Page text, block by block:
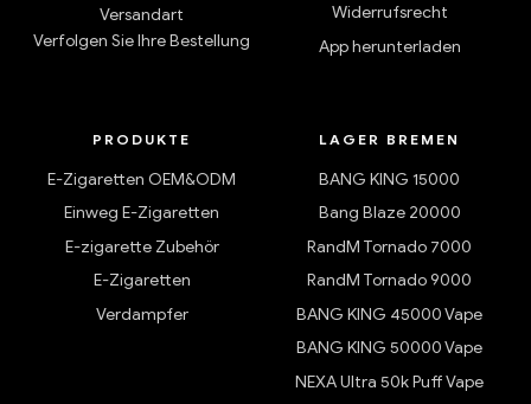
Versandart
Verfolgen Sie Ihre Bestellung
Widerrufsrecht
App herunterladen
PRODUKTE
E-Zigaretten OEM&ODM
Einweg E-Zigaretten
E-zigarette Zubehör
E-Zigaretten
Verdampfer
LAGER BREMEN
BANG KING 15000
Bang Blaze 20000
RandM Tornado 7000
RandM Tornado 9000
BANG KING 45000 Vape
BANG KING 50000 Vape
NEXA Ultra 50k Puff Vape